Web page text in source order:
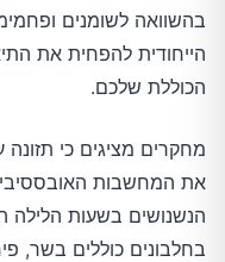
בהשוואה לשומנים
הייחודית להפחית את
הכוללת שלכם.
מחקרים מציגים כי
בחלבונים כוללים בשר,